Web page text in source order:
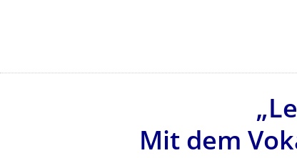
Mit dem